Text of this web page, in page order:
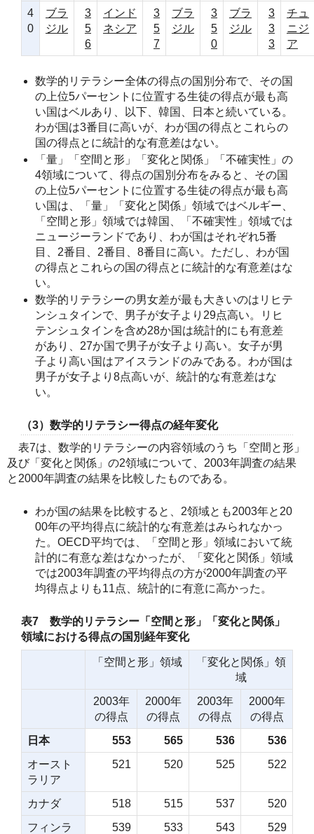
4
0
ブラ
ジル
3
5
6
インド
ネシア
3
5
7
ブラ
ジル
3
5
0
ブラ
ジル
3
3
3
チュ
ニジ
ア
数学的リテラシー全体の得点の国別分布で、その国
の上位5パーセントに位置する生徒の得点が最も高
い国はベルあり、以下、韓国、日本と続いている。
わが国は3番目に高いが、わが国の得点とこれらの
国の得点とに統計的な有意差はない。
「量」「空間と形」「変化と関係」「不確実性」の
4領域について、得点の国別分布をみると、その国
の上位5パーセントに位置する生徒の得点が最も高
い国は、「量」「変化と関係」領域ではベルギー、
「空間と形」領域では韓国、「不確実性」領域では
ニュージーランドであり、わが国はそれぞれ5番
目、2番目、2番目、8番目に高い。ただし、わが国
の得点とこれらの国の得点とに統計的な有意差はな
い。
数学的リテラシーの男女差が最も大きいのはリヒテ
ンシュタインで、男子が女子より29点高い。リヒ
テンシュタインを含め28か国は統計的にも有意差
があり、27か国で男子が女子より高い。女子が男
子より高い国はアイスランドのみである。わが国は
男子が女子より8点高いが、統計的な有意差はな
い。
（3）数学的リテラシー得点の経年変化
表7は、数学的リテラシーの内容領域のうち「空間と形」
及び「変化と関係」の2領域について、2003年調査の結果
と2000年調査の結果を比較したものである。
わが国の結果を比較すると、2領域とも2003年と20
00年の平均得点に統計的な有意差はみられなかっ
た。OECD平均では、「空間と形」領域において統
計的に有意な差はなかったが、「変化と関係」領域
では2003年調査の平均得点の方が2000年調査の平
均得点よりも11点、統計的に有意に高かった。
表7 数学的リテラシー「空間と形」「変化と関係」
領域における得点の国別経年変化
「空間と形」領域
「変化と関係」領
域
2003年
の得点
2000年
の得点
2003年
の得点
2000年
の得点
日本
553 565 536
536
オースト
ラリア
521 520 525 522
カナダ 518 515 537
520
フィンラ
539 533 543 529